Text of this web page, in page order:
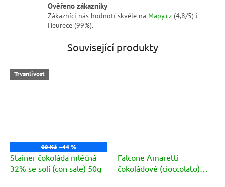
Ověřeno zákazníky
Zákazníci nás hodnotí skvěle na Mapy.cz (4,8/5) i
Heurece (99%).
Související produkty
Trvanlivost
99 Kč –44 %
Stainer čokoláda mléčná
32% se solí (con sale) 50g
Falcone Amaretti
čokoládové (cioccolato)